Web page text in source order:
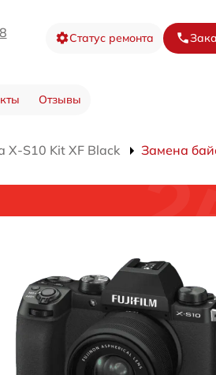
Статус ремонта
Отзывы
X-S10 Kit XF Black Замена